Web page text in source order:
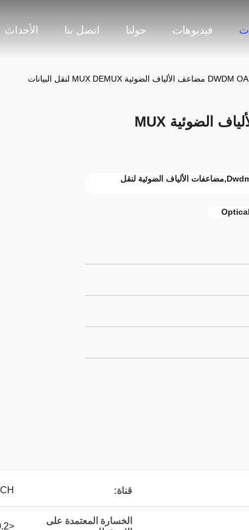
فيديوهات حولنا اتصل بنا الأحداث
18 قناة DWDM OADM مضاعف الألياف الضوئية MUX
18 قناة DWDM OADM,100 جيجاهرتز Dwdm Oadm,مضاعفات الألياف الضوئية لنقل
قناة:
الخسارة المعتمدة على
<0.2 ديسيبل